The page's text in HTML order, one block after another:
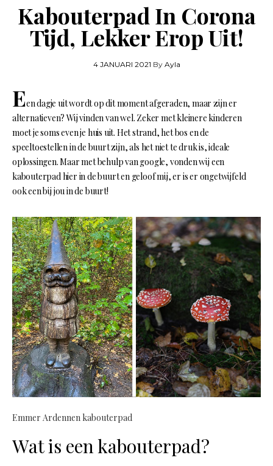
Kabouterpad In Corona
Tijd, Lekker Erop Uit!
4 JANUARI 2021 By Ayla
Een dagje uit wordt op dit moment afgeraden, maar zijn er
alternatieven? Wij vinden van wel. Zeker met kleinere kinderen
moet je soms even je huis uit. Het strand, het bos en de
speeltoestellen in de buurt zijn, als het niet te druk is, ideale
oplossingen. Maar met behulp van google, vonden wij een
kabouterpad hier in de buurt en geloof mij, er is er ongetwijfeld
ook een bij jou in de buurt!
Emmer Ardennen kabouterpad
Wat is een kabouterpad?